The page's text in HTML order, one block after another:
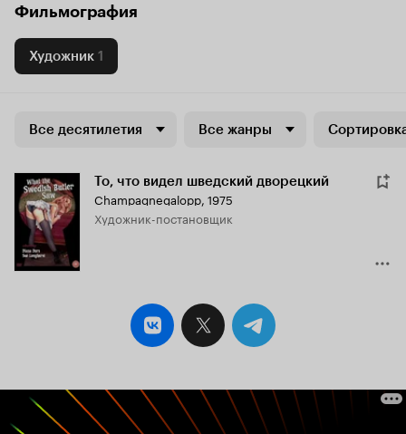
Фильмография
Художник 1
Все десятилетия Все жанры
То, что видел шведский дворецкий
Champagnegalopp, 1975
Художник-постановщик